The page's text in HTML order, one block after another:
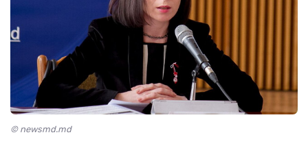
© newsmd.md